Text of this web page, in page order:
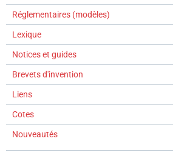
Réglementaires (modèles)
Lexique
Notices et guides
Brevets d'invention
Liens
Cotes
Nouveautés